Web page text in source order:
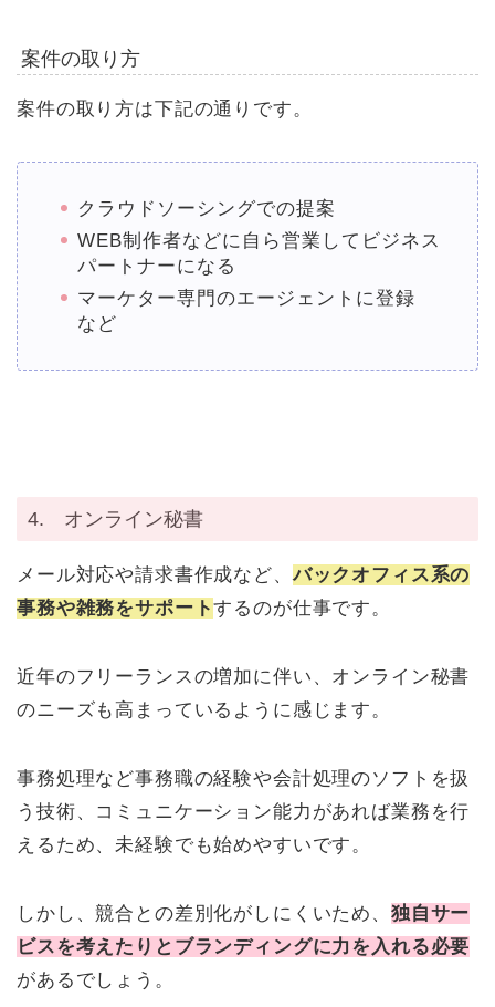
案件の取り方
案件の取り方は下記の通りです。
クラウドソーシングでの提案
WEB制作者などに自ら営業してビジネス
パートナーになる
マーケター専門のエージェントに登録
など
4. オンライン秘書
メール対応や請求書作成など、バックオフィス系の
事務や雑務をサポートするのが仕事です。
近年のフリーランスの増加に伴い、オンライン秘書
のニーズも高まっているように感じます。
事務処理など事務職の経験や会計処理のソフトを扱
う技術、コミュニケーション能力があれば業務を行
えるため、未経験でも始めやすいです。
しかし、競合との差別化がしにくいため、 独自サー
ビスを考えたりとブランディングに力を入れる必要
があるでしょう。